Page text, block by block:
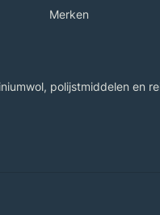
Merken
polijstmiddelen en